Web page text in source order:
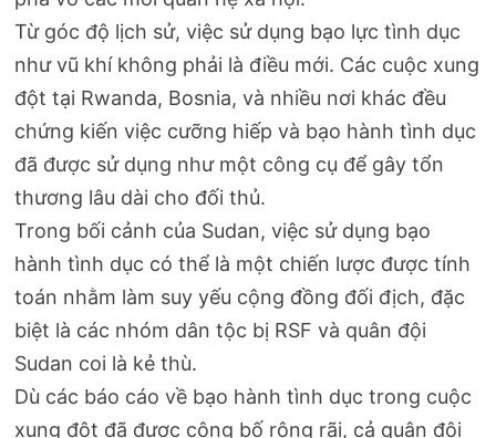
Từ góc độ lịch sử, việc sử dụng bạo lực tình dục
như vũ khí không phải là điều mới. Các cuộc xung
đột tại Rwanda, Bosnia, và nhiều nơi khác đều
chứng kiến việc cưỡng hiếp và bạo hành tình dục
đã được sử dụng như một công cụ để gây tổn
thương lâu dài cho đối thủ.
Trong bối cảnh của Sudan, việc sử dụng bạo
hành tình dục có thể là một chiến lược được tính
toán nhằm làm suy yếu cộng đồng đối địch, đặc
biệt là các nhóm dân tộc bị RSF và quân đội
Sudan coi là kẻ thù.
Dù các báo cáo về bạo hành tình dục trong cuộc
xung đột đã được công bố rộng rãi, cả quân đội